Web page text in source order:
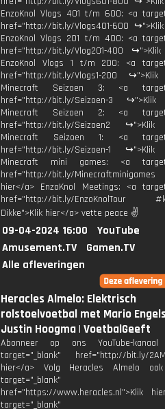
EnzoKnol Vlogs 401 t/m 600: <a
href="http://bit.ly/Vlogs401-600
EnzoKnol Vlogs 201 t/m 400: <a
href="http://bit.ly/Vlog201-400
EnzoKnol Vlogs 1 t/m 200: <a
href="http://bit.ly/Vlogs1-200
Minecraft Seizoen 3: <a
href="http://bit.ly/Seizoen-3 ↪">Klik
Minecraft Seizoen 2: <a
href="http://bit.ly/Seizoen2 ↪">Klik
Minecraft Seizoen 1: <a
href="http://bit.ly/Seizoen-1 ↪">Klik
Minecraft mini games: <a
href="http://bit.ly/
hier</a> EnzoKnol Meetings: <a
href="http://bit.ly/EnzoKnolTour
Dikke">Klik hier</a> vette peace ✌
09-04-2024 16:00
YouTube
Amusement.TV
Gamen.TV
Alle afleveringen
Heracles Almelo: Elektrisch
rolstoelvoetbal met Mario
Justin Hoogma | VoetbalGeeft
Abonneer op ons YouTube-
target="_blank" href="http://bit.ly/
hier</a> Volg Heracles Almelo
target="_blank"
href="https://www.heracles.nl">Klik
target="_blank"